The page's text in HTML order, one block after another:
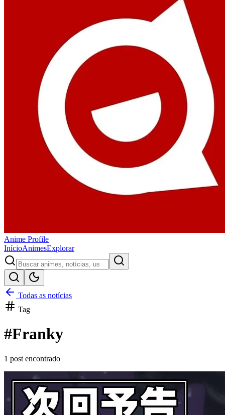
Anime Profile
InícioAnimesExplorar
Todas as notícias
Tag
#Franky
1 post encontrado